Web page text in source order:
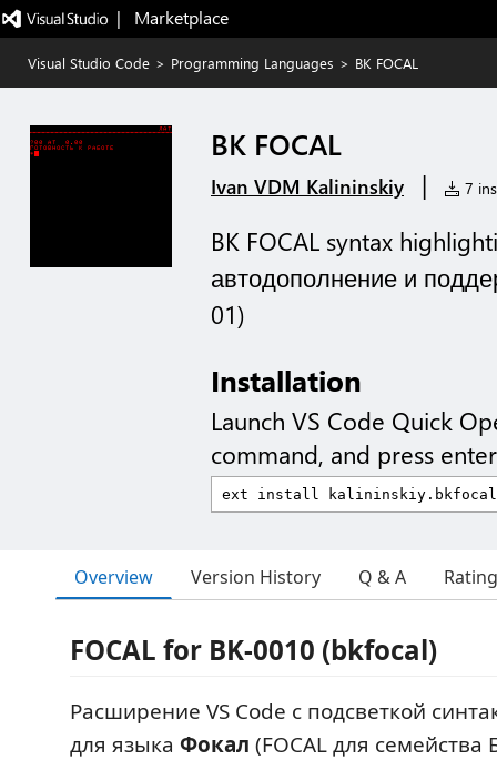
|   Marketplace
Visual Studio Code > Programming Languages > BK FOCAL
BK FOCAL
Ivan VDM Kalininskiy | 7
BK FOCAL syntax
автодополнение и
01)
Installation
Launch VS Code Quick
command, and press
Overview Version History Q & A
FOCAL for BK-0010 (bkfocal)
Расширение VS Code с подсветкой
для языка Фокал (FOCAL для семейства